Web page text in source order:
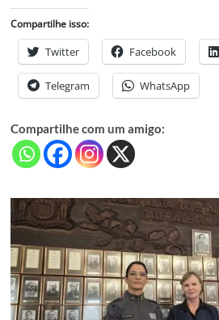
Compartilhe isso:
Twitter Facebook
Telegram WhatsApp
Compartilhe com um amigo: